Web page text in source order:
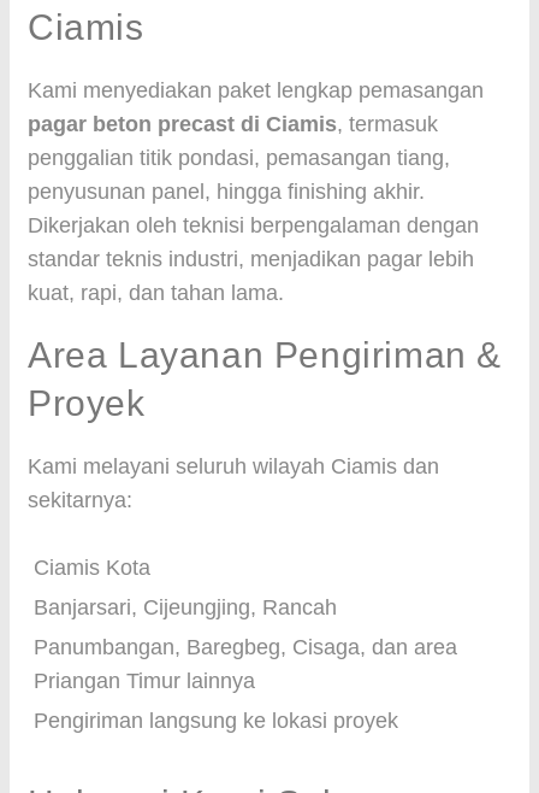
Ciamis
Kami menyediakan paket lengkap pemasangan
pagar beton precast di Ciamis, termasuk
penggalian titik pondasi, pemasangan tiang,
penyusunan panel, hingga finishing akhir.
Dikerjakan oleh teknisi berpengalaman dengan
standar teknis industri, menjadikan pagar lebih
kuat, rapi, dan tahan lama.
Area Layanan Pengiriman &
Proyek
Kami melayani seluruh wilayah Ciamis dan
sekitarnya:
Ciamis Kota
Banjarsari, Cijeungjing, Rancah
Panumbangan, Baregbeg, Cisaga, dan area
Priangan Timur lainnya
Pengiriman langsung ke lokasi proyek